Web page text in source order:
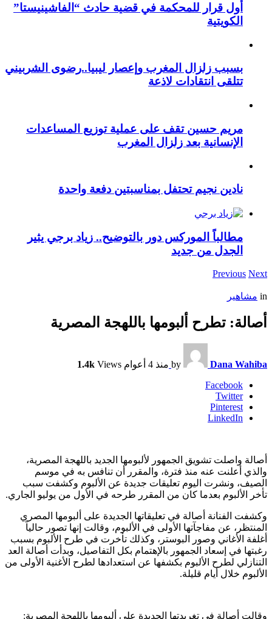
أول قرار للمحكمة في قضية حادث “الفاشينيستا”
الكويتية
بسبب زلزال المغرب وإعصار ليبيا..رضوى الشربيني
تتلقى انتقادات لاذعة
مريم حسين تقف على عملية توزيع المساعدات
الإنسانية بعد زلزال المغرب
نادين نجيم تحتفل بمناسبتين دفعة واحدة
مطالباً الموركس دور بالتوضيح.. زياد برجي يثير
الجدل من جديد
Previous Next
in مشاهير
أصالة: تطرح ألبومها باللهجة المصرية
by Dana Wahiba منذ 4 أعوام 1.4k Views
Facebook
Twitter
Pinterest
LinkedIn
أصالة واصلت تشويق الجمهور لألبومها الجديد باللهجة المصرية،
والذي أعلنت عنه منذ فترة، والمقرر أن تنافس به في موسم
الصيف، ونشرت اليوم تعليقات جديدة عن الألبوم وكشفت سبب
تأخر الألبوم بعدما كان من المقرر طرحه في الأول من يوليو الجاري.
وكشفت الفنانة أصالة في تعليقاتها الجديدة على ألبومها المصري
المنتظر، عن مفاجآتها الأولى في الألبوم، وقالت إنها تصور حالياً
أغلفة الأغاني وصور البوستر، وكذلك تأخرت في طرح الألبوم بسبب
رغبتها في إسعاد الجمهور بالإهتمام بكل التفاصيل، وبدأت أصالة العد
التنازلي لطرح الألبوم بكشفها عن استعدادها لطرح الأغنية الأولى من
الألبوم خلال أيام قليلة.
وقالت أصالة في تغريدتها الجديدة على ألبومها باللهجة المصرية: